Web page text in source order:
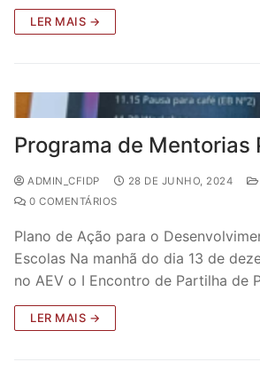
LER MAIS →
Programa de Mentorias
ADMIN_CFIDP 28 DE JUNHO, 2024
0 COMENTÁRIOS
Plano de Ação para o
Escolas Na manhã do dia 13 de
no AEV o I Encontro de Partilha de
LER MAIS →